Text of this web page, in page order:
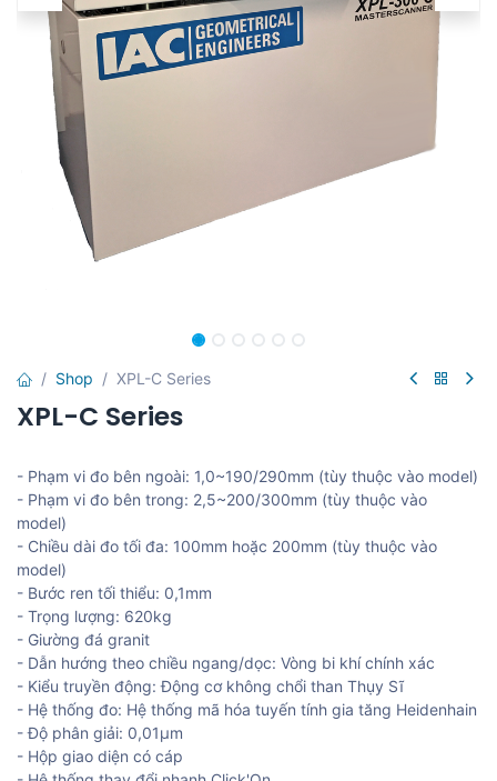
Shop XPL-C Series
XPL-C Series
- Phạm vi đo bên ngoài: 1,0~190/290mm (tùy thuộc vào model)
- Phạm vi đo bên trong: 2,5~200/300mm (tùy thuộc vào
model)
- Chiều dài đo tối đa: 100mm hoặc 200mm (tùy thuộc vào
model)
- Bước ren tối thiểu: 0,1mm
- Trọng lượng: 620kg
- Giường đá granit
- Dẫn hướng theo chiều ngang/dọc: Vòng bi khí chính xác
- Kiểu truyền động: Động cơ không chổi than Thụy Sĩ
- Hệ thống đo: Hệ thống mã hóa tuyến tính gia tăng Heidenhain
- Độ phân giải: 0,01μm
- Hộp giao diện có cáp